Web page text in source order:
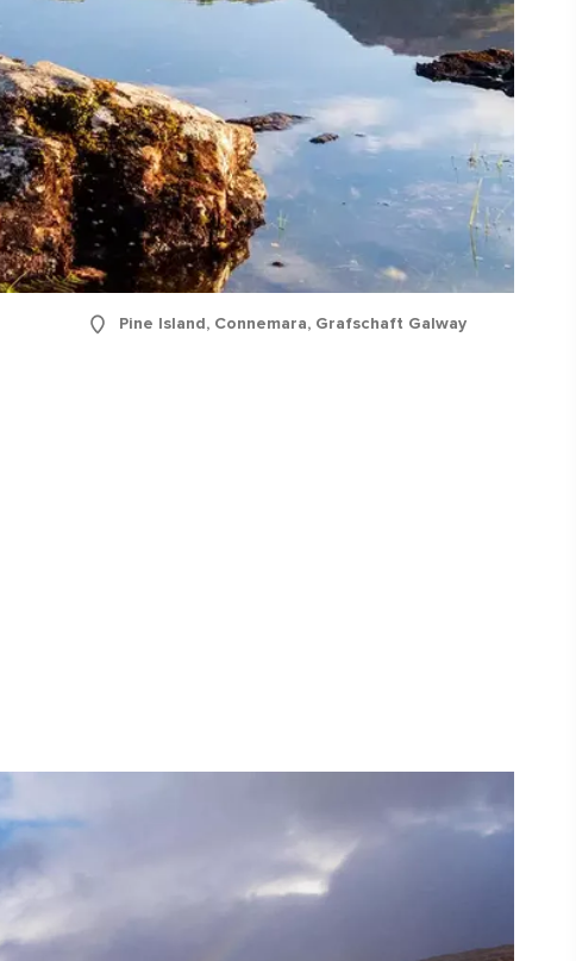
Pine Island, Connemara, Grafschaft Galway